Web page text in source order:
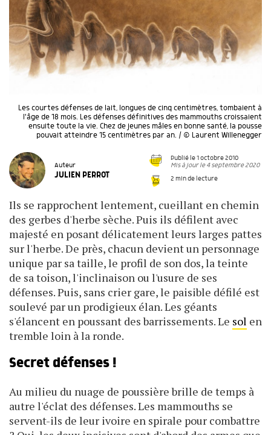
Les courtes défenses de lait, longues de cinq centimètres, tombaient à
l'âge de 18 mois. Les défenses définitives des mammouths croissaient
ensuite toute la vie. Chez de jeunes mâles en bonne santé, la pousse
pouvait atteindre 15 centimètres par an. / © Laurent Willenegger
Auteur
JULIEN PERROT
Publié le 1 octobre 2010
Mis à jour le 4 septembre 2020
2 min de lecture
Ils se rapprochent lentement, cueillant en chemin
des gerbes d'herbe sèche. Puis ils défilent avec
majesté en posant délicatement leurs larges pattes
sur l'herbe. De près, chacun devient un personnage
unique par sa taille, le profil de son dos, la teinte
de sa toison, l'inclinaison ou l'usure de ses
défenses. Puis, sans crier gare, le paisible défilé est
soulevé par un prodigieux élan. Les géants
s'élancent en poussant des barrissements. Le sol en
tremble loin à la ronde.
Secret défenses !
Au milieu du nuage de poussière brille de temps à
autre l'éclat des défenses. Les mammouths se
servent-ils de leur ivoire en spirale pour combattre